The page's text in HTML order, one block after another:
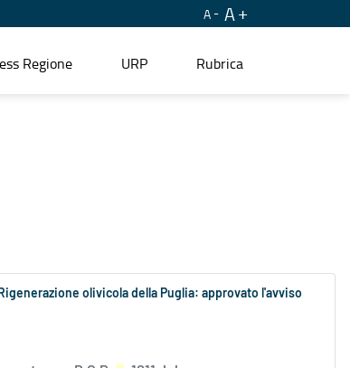
A A
Regione URP Rubrica
olivicola della Puglia: approvato l'avviso